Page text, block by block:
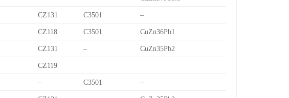
CZ131 C3501 –
CZ118 C3501 CuZn36Pb1
CZ131 – CuZn35Pb2
CZ119
– C3501 –